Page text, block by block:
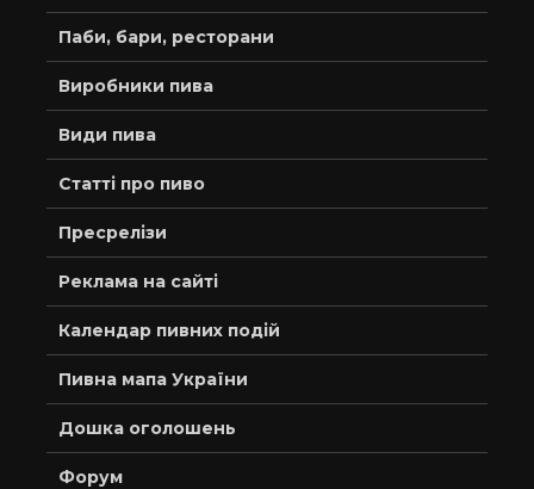
Паби, бари, ресторани
Виробники пива
Види пива
Статті про пиво
Пресрелізи
Реклама на сайті
Календар пивних подій
Пивна мапа України
Дошка оголошень
Форум